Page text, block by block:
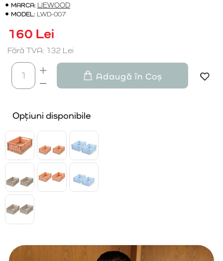
MARCA: LIEWOOD
MODEL: LWD-007
160 Lei
Fără TVA: 132 Lei
Adaugă în Coș
Opțiuni disponibile